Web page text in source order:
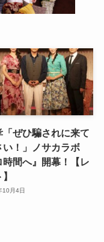
「ぜひ騙されに来て
い！」ノサカラボ
時間へ』開幕！【レ
10月4日